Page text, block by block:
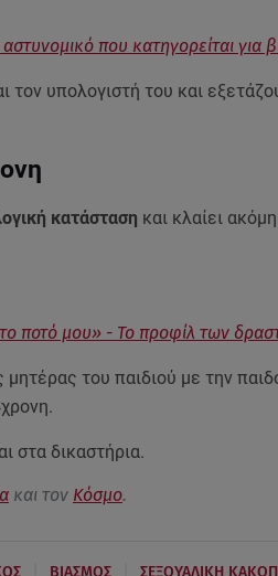
που κατηγορείται για
τον υπολογιστή του και
κατάσταση και κλαίει
ποτό μου» - Το προφίλ των
του παιδιού με την
στα δικαστήρια.
και τον Κόσμο.
ΒΙΑΣΜΟΣ ΣΕΞΟΥΑΛΙΚΗ